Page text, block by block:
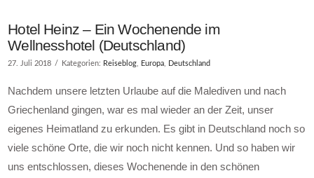
Hotel Heinz – Ein Wochenende im
Wellnesshotel (Deutschland)
27. Juli 2018 Kategorien: Reiseblog Europa Deutschland
Nachdem unsere letzten Urlaube auf die Malediven und nach
Griechenland gingen, war es mal wieder an der Zeit, unser
eigenes Heimatland zu erkunden. Es gibt in Deutschland noch so
viele schöne Orte, die wir noch nicht kennen. Und so haben wir
uns entschlossen, dieses Wochenende in den schönen